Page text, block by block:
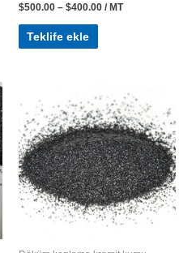
$500.00 – $400.00 / MT
Teklife ekle